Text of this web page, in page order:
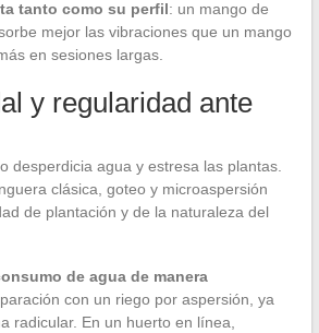
tanto como su perfil: un mango de
mejor las vibraciones que un mango
en sesiones largas.
y regularidad ante
desperdicia agua y estresa las plantas.
clásica, goteo y microaspersión
de plantación y de la naturaleza del
de agua de manera
con un riego por aspersión, ya
radicular. En un huerto en línea,